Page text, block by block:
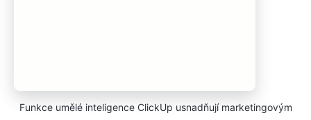
Funkce umělé inteligence ClickUp usnadňují marketingovým